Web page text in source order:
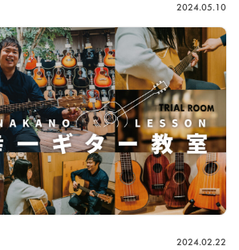
2024.05.10
2024.02.22